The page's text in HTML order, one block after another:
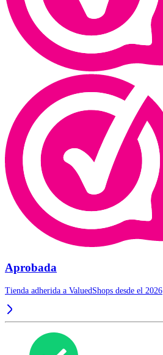
Aprobada
Tienda adherida a ValuedShops desde el 2026